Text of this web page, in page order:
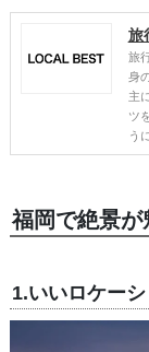
旅
旅
身
主
ツ
う
福岡で絶景
1.いいロケー